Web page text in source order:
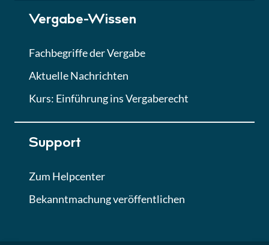
Finales Quiz
Vergabe-Wissen
Fachbegriffe der Vergabe
Aktuelle Nachrichten
Kurs: Einführung ins Vergaberecht
Support
Zum Helpcenter
Bekanntmachung veröffentlichen